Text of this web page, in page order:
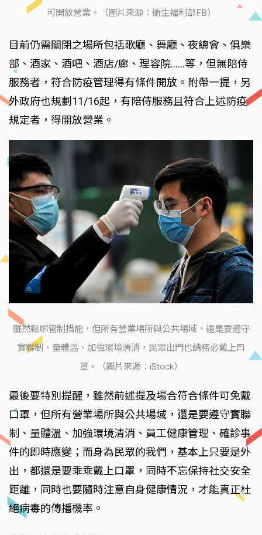
可開放營業。（圖片來源：衛生福利部FB）
目前仍需關閉之場所包括歌廳、舞廳、夜總會、俱樂
部、酒家、酒吧、酒店/廊、理容院……等，但無陪侍
服務者，符合防疫管理得有條件開放。附帶一提，另
外政府也規劃11/16起，有陪侍服務且符合上述防疫
規定者，得開放營業。
雖然鬆綁管制措施，但所有營業場所與公共場域，還是要遵守
實聯制、量體溫、加強環境清消，民眾出門也請務必戴上口
罩。（圖片來源：iStock）
最後要特別提醒，雖然前述提及場合符合條件可免戴
口罩，但所有營業場所與公共場域，還是要遵守實聯
制、量體溫、加強環境清消、員工健康管理、確診事
件的即時應變；而身為民眾的我們，基本上只要是外
出，都還是要乖乖戴上口罩，同時不忘保持社交安全
距離，同時也要隨時注意自身健康情況，才能真正杜
絕病毒的傳播機率。